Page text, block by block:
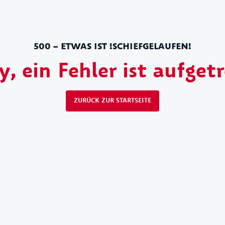
500 – ETWAS IST !SCHIEFGELAUFEN!
ein Fehler ist
ZURÜCK ZUR STARTSEITE